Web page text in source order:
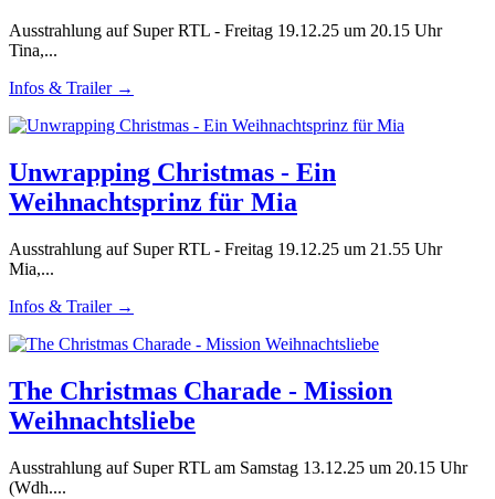
Ausstrahlung auf Super RTL - Freitag 19.12.25 um 20.15 Uhr
Tina,...
Infos & Trailer →
Unwrapping Christmas - Ein
Weihnachtsprinz für Mia
Ausstrahlung auf Super RTL - Freitag 19.12.25 um 21.55 Uhr
Mia,...
Infos & Trailer →
The Christmas Charade - Mission
Weihnachtsliebe
Ausstrahlung auf Super RTL am Samstag 13.12.25 um 20.15 Uhr
(Wdh....